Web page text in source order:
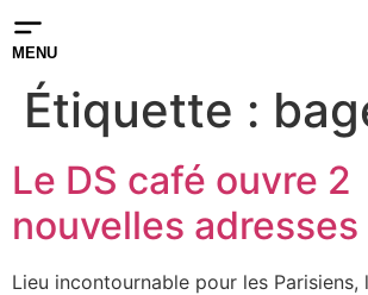
MENU
Étiquette :
Le DS café ouvre 2
nouvelles adresses
Lieu incontournable pour les Parisiens,